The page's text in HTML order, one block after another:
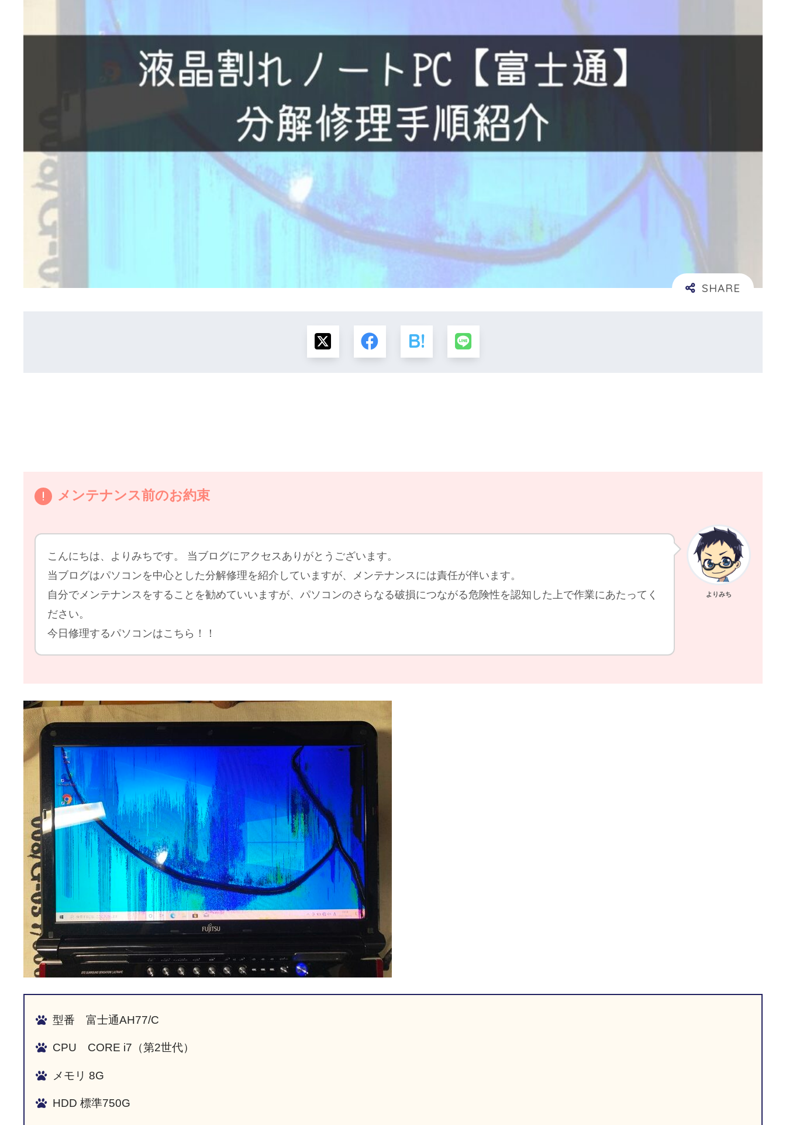
メンテナンス前のお約束
こんにちは、よりみちです。 当ブログにアクセスありがとうございます。
当ブログはパソコンを中心とした分解修理を紹介していますが、メンテナンスには責任が伴います。
自分でメンテナンスをすることを勧めていいますが、パソコンのさらなる破損につながる危険性を認知した上で作業にあたってく
ださい。
今日修理するパソコンはこちら！！
よりみち
型番 富士通AH77/C
CPU CORE i7（第2世代）
メモリ 8G
HDD 標準750G